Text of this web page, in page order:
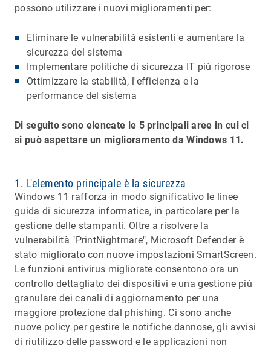
possono utilizzare i nuovi miglioramenti per:
Eliminare le vulnerabilità esistenti e aumentare la
sicurezza del sistema
Implementare politiche di sicurezza IT più rigorose
Ottimizzare la stabilità, l'efficienza e la
performance del sistema
Di seguito sono elencate le 5 principali aree in cui ci
si può aspettare un miglioramento da Windows 11.
1. L'elemento principale è la sicurezza
Windows 11 rafforza in modo significativo le linee
guida di sicurezza informatica, in particolare per la
gestione delle stampanti. Oltre a risolvere la
vulnerabilità "PrintNightmare", Microsoft Defender è
stato migliorato con nuove impostazioni SmartScreen.
Le funzioni antivirus migliorate consentono ora un
controllo dettagliato dei dispositivi e una gestione più
granulare dei canali di aggiornamento per una
maggiore protezione dal phishing. Ci sono anche
nuove policy per gestire le notifiche dannose, gli avvisi
di riutilizzo delle password e le applicazioni non